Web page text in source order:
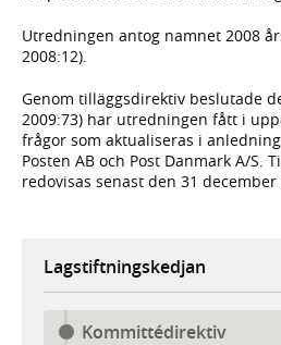
Utredningen antog namnet 2008
2008:12).
Genom tilläggsdirektiv beslutade
2009:73) har utredningen fått i
frågor som aktualiseras i
Posten AB och Post Danmark A/S.
redovisas senast den 31 december
Lagstiftningskedjan
Kommittédirektiv